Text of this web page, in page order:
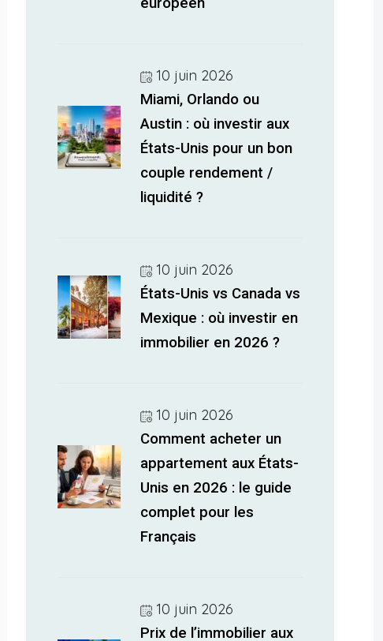
10 juin 2026
Miami, Orlando ou
Austin : où investir aux
États-Unis pour un bon
couple rendement /
liquidité ?
10 juin 2026
États-Unis vs Canada vs
Mexique : où investir en
immobilier en 2026 ?
10 juin 2026
Comment acheter un
appartement aux États-
Unis en 2026 : le guide
complet pour les
Français
10 juin 2026
Prix de l’immobilier aux